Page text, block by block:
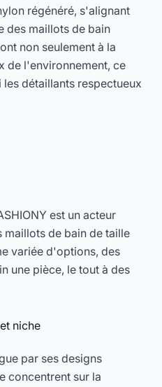
régénéré, s'alignant
des maillots de bain
non seulement à la
de l'environnement, ce
détaillants respectueux
est un acteur
maillots de bain de taille
variée d'options, des
une pièce, le tout à des
niche
par ses designs
concentrent sur la